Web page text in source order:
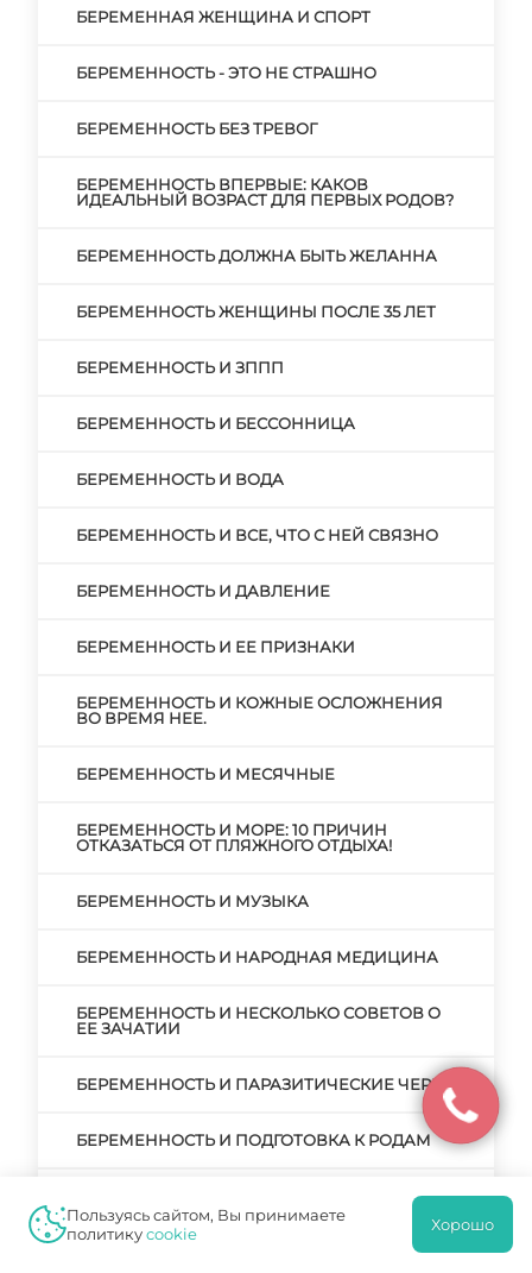
БЕРЕМЕННАЯ ЖЕНЩИНА И СПОРТ
БЕРЕМЕННОСТЬ - ЭТО НЕ СТРАШНО
БЕРЕМЕННОСТЬ БЕЗ ТРЕВОГ
БЕРЕМЕННОСТЬ ВПЕРВЫЕ: КАКОВ
ИДЕАЛЬНЫЙ ВОЗРАСТ ДЛЯ ПЕРВЫХ РОДОВ?
БЕРЕМЕННОСТЬ ДОЛЖНА БЫТЬ ЖЕЛАННА
БЕРЕМЕННОСТЬ ЖЕНЩИНЫ ПОСЛЕ 35 ЛЕТ
БЕРЕМЕННОСТЬ И ЗППП
БЕРЕМЕННОСТЬ И БЕССОННИЦА
БЕРЕМЕННОСТЬ И ВОДА
БЕРЕМЕННОСТЬ И ВСЕ, ЧТО С НЕЙ СВЯЗНО
БЕРЕМЕННОСТЬ И ДАВЛЕНИЕ
БЕРЕМЕННОСТЬ И ЕЕ ПРИЗНАКИ
БЕРЕМЕННОСТЬ И КОЖНЫЕ ОСЛОЖНЕНИЯ
ВО ВРЕМЯ НЕЕ.
БЕРЕМЕННОСТЬ И МЕСЯЧНЫЕ
БЕРЕМЕННОСТЬ И МОРЕ: 10 ПРИЧИН
ОТКАЗАТЬСЯ ОТ ПЛЯЖНОГО ОТДЫХА!
БЕРЕМЕННОСТЬ И МУЗЫКА
БЕРЕМЕННОСТЬ И НАРОДНАЯ МЕДИЦИНА
БЕРЕМЕННОСТЬ И НЕСКОЛЬКО СОВЕТОВ О
ЕЕ ЗАЧАТИИ
БЕРЕМЕННОСТЬ И ПАРАЗИТИЧЕСКИЕ ЧЕРВИ
БЕРЕМЕННОСТЬ И ПОДГОТОВКА К РОДАМ
БЕРЕМЕННОСТИ. РЕАЛЬНЫЕ ПРИЧИНЫ И
ВЫМЫШЛЕННЫЕ
Пользуясь сайтом, Вы принимаете
политикуcookie Хорошо